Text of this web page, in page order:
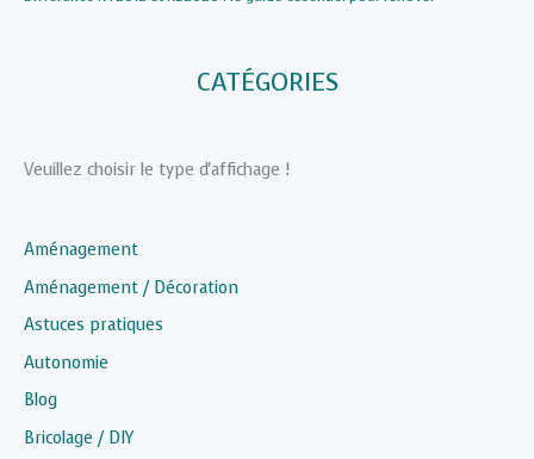
CATÉGORIES
Veuillez choisir le type d'affichage !
Aménagement
Aménagement / Décoration
Astuces pratiques
Autonomie
Blog
Bricolage / DIY